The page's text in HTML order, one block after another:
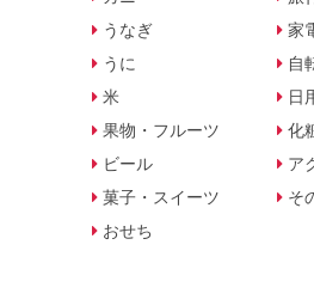
うなぎ
うに
米
果物・フルーツ
ビール
菓子・スイーツ
おせち
家
自
日
化
ア
そ